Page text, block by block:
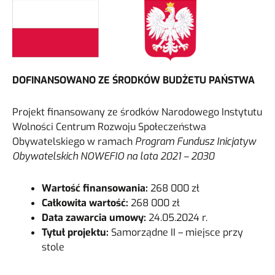
DOFINANSOWANO ZE ŚRODKÓW BUDŻETU PAŃSTWA
Projekt finansowany ze środków Narodowego Instytutu
Wolności Centrum Rozwoju Społeczeństwa
Obywatelskiego w ramach Program Fundusz Inicjatyw
Obywatelskich NOWEFIO na lata 2021 – 2030
Wartość finansowania: 268 000 zł
Całkowita wartość: 268 000 zł
Data zawarcia umowy: 24.05.2024 r.
Tytuł projektu: Samorządne II – miejsce przy
stole